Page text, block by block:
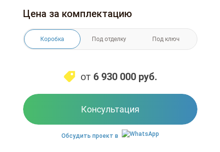
Цена за комплектацию
Коробка Под отделку Под ключ
от 6 930 000 руб.
Консультация
Обсудить проект в